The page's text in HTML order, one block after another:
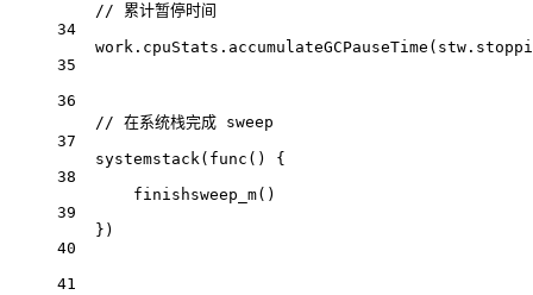
// 累计暂停时间
34
work.cpuStats. accumulateGCPauseTime
35
36
// 在系统栈完成 sweep
37
systemstack( func () {
38
finishsweep_m()
39
})
40
41